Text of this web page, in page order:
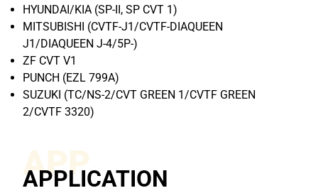
HYUNDAI/KIA (SP-II, SP CVT 1)
MITSUBISHI (CVTF-J1/CVTF-DIAQUEEN
J1/DIAQUEEN J-4/5P-)
ZF CVT V1
PUNCH (EZL 799A)
SUZUKI (TC/NS-2/CVT GREEN 1/CVTF GREEN
2/CVTF 3320)
APP
APPLICATION